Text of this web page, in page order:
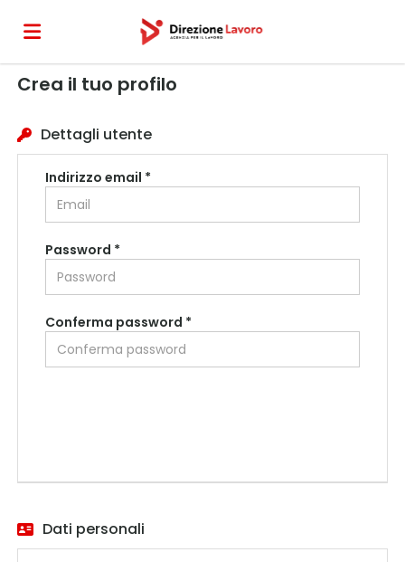
Home
Offerte
di
lavoro
Carica
il
CV
Login
Crea il tuo profilo
Dettagli utente
Indirizzo email *
Password *
Conferma password *
Dati personali